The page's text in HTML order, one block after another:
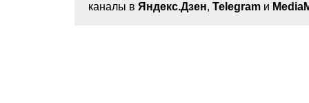
каналы в Яндекс.Дзен, Telegram и